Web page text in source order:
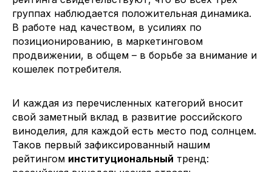
группах наблюдается положительная динамика.
В работе над качеством, в усилиях по
позиционированию, в маркетинговом
продвижении, в общем – в борьбе за внимание и
кошелек потребителя.
И каждая из перечисленных категорий вносит
свой заметный вклад в развитие российского
виноделия, для каждой есть место под солнцем.
Таков первый зафиксированный нашим
рейтингом институциональный тренд: